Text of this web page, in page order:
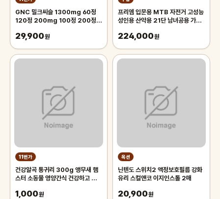
GNC 밀크씨슬 1300mg 60정
120정 200mg 100정 200정
29,900원
프리엠 입문용 MTB 자전거 고성능
성인용 산악용 21단 남녀공용 가성
175cm, 그레이 오렌지/21단/26
224,000원
11번가
건강알곡 통귀리 300g 앵무새 햄
스터 소동물 영양간식 건강하고 깨끗
1,000원
옥션
닌텐도 스위치2 액정보호필름 강화
유리 스컬앤코 이지인스톨 2매
20,900원